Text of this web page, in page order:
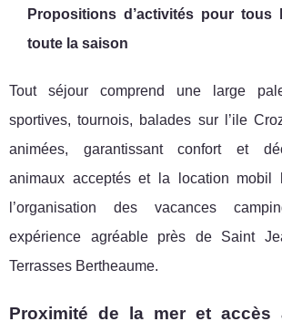
Propositions d’activités pour tous
toute la saison
Tout séjour comprend une large
sportives, tournois, balades sur l’ile
animées, garantissant confort et
animaux acceptés et la location mobil
l’organisation des vacances
expérience agréable près de Saint
Terrasses Bertheaume.
Proximité de la mer et accès